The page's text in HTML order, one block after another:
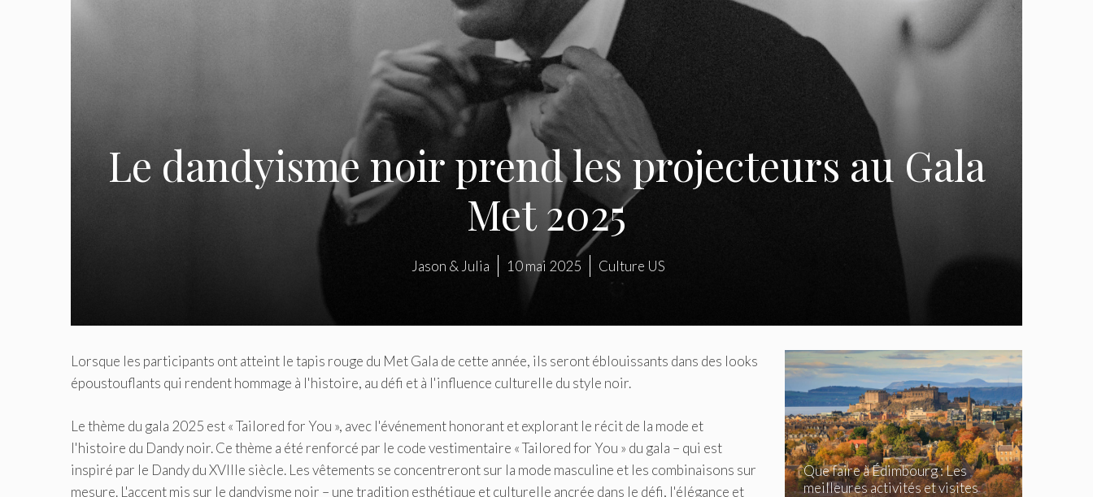
Le dandyisme noir prend les projecteurs au Gala
Met 2025
Jason & Julia 10 mai 2025 Culture US
Lorsque les participants ont atteint le tapis rouge du Met Gala de cette année, ils seront éblouissants dans des looks
époustouflants qui rendent hommage à l'histoire, au défi et à l'influence culturelle du style noir.
Le thème du gala 2025 est « Tailored for You », avec l'événement honorant et explorant le récit de la mode et
l'histoire du Dandy noir. Ce thème a été renforcé par le code vestimentaire « Tailored for You » du gala – qui est
inspiré par le Dandy du XVIIIe siècle. Les vêtements se concentreront sur la mode masculine et les combinaisons sur
mesure. L'accent mis sur le dandyisme noir – une tradition esthétique et culturelle ancrée dans le défi, l'élégance et
Que faire à Édimbourg : Les
meilleures activités et visites